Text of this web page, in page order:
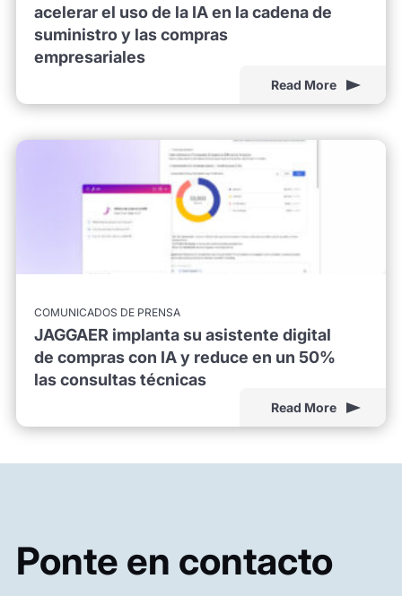
acelerar el uso de la IA en la cadena de
suministro y las compras
empresariales
Read More
COMUNICADOS DE PRENSA
JAGGAER implanta su asistente digital
de compras con IA y reduce en un 50%
las consultas técnicas
Read More
Ponte en contacto